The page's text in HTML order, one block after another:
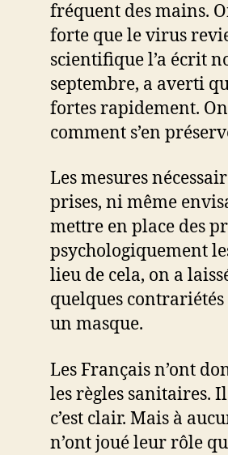
fréquent des mains.
forte que le virus
scientifique l’a écrit
septembre, a averti
fortes rapidement.
comment s’en
Les mesures
prises, ni même
mettre en place des
psychologiquement
lieu de cela, on a
quelques
un masque.
Les Français n’ont
les règles sanitaires.
c’est clair. Mais à
n’ont joué leur rôle